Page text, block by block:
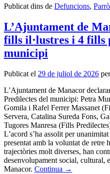
Publicat dins de Defuncions,
L’Ajuntament de
fills il·lustres i 4 fills
municipi
Publicat el 29 de juliol de 2026
L’Ajuntament de Manacor
Predilectes del municipi: Petra
Gomila i Rafel Ferrer Massanet
Servera, Catalina Sureda Fons,
Tugores Manresa (Fills
L’acord s’ha assolit per
presentat amb la voluntat de retre
trajectòries molt diverses, han
desenvolupament social, cultural,
Manacor. Continua →